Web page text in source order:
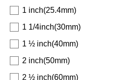
1 inch(25.4mm)
1 1/4inch(30mm)
1 ½ inch(40mm)
2 inch(50mm)
2 ½ inch(60mm)